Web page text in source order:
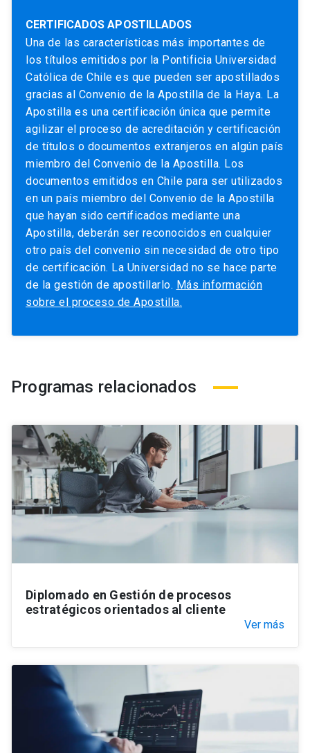
CERTIFICADOS APOSTILLADOS
Una de las características más importantes de
los títulos emitidos por la Pontificia Universidad
Católica de Chile es que pueden ser apostillados
gracias al Convenio de la Apostilla de la Haya. La
Apostilla es una certificación única que permite
agilizar el proceso de acreditación y certificación
de títulos o documentos extranjeros en algún país
miembro del Convenio de la Apostilla. Los
documentos emitidos en Chile para ser utilizados
en un país miembro del Convenio de la Apostilla
que hayan sido certificados mediante una
Apostilla, deberán ser reconocidos en cualquier
otro país del convenio sin necesidad de otro tipo
de certificación. La Universidad no se hace parte
de la gestión de apostillarlo. Más información
sobre el proceso de Apostilla.
Programas relacionados
Diplomado en Gestión de procesos
estratégicos orientados al cliente
Ver más